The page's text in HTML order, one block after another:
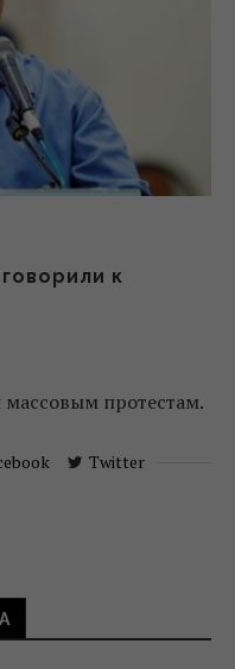
к
массовым протестам.
Twitter